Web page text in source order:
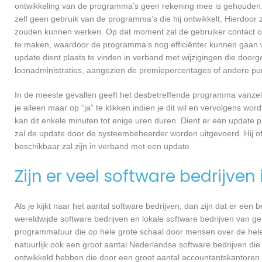
ontwikkeling van de programma’s geen rekening mee is
zelf geen gebruik van de programma’s die hij ontwikkelt.
zouden kunnen werken. Op dat moment zal de gebruiker contact
te maken, waardoor de programma’s nog efficiënter kunnen
update dient plaats te vinden in verband met wijzigingen die
loonadministraties, aangezien de premiepercentages of andere
In de meeste gevallen geeft het desbetreffende programma
je alleen maar op “ja” te klikken indien je dit wil en vervolgens
kan dit enkele minuten tot enige uren duren. Dient er een
zal de update door de systeembeheerder worden uitgevoerd. Hij
beschikbaar zal zijn in verband met een update.
Zijn er veel software
Als je kijkt naar het aantal software bedrijven, dan zijn dat er een
wereldwijde software bedrijven en lokale software bedrijven van
programmatuur die op hele grote schaal door mensen over de
natuurlijk ook een groot aantal Nederlandse software bedrijven
ontwikkeld hebben die door een groot aantal